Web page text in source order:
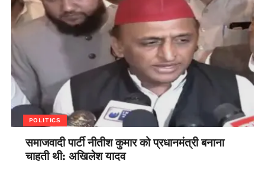
POLITICS
समाजवादी पार्टी नीतीश कुमार को प्रधानमंत्री बनाना
चाहती थी: अखिलेश यादव